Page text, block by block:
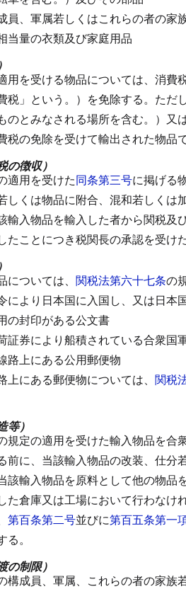
員、軍属若しくはこれらの者の
当量の衣類及び家庭用品
用を受ける物品については、消費
」という。）を免除する。 ただ
のとみなされる場所を含む。）又
の免除を受けて輸出された物品で
の徴収）
適用を受けた同条第三号に掲げる
しくは物品に附合、混和若しく
輸入物品を輸入した者から関税及
たことにつき税関長の承認を受け
ついては、 関税法第六十七条の
により日本国に入国し、又は日本
の封印がある公文書
証券により船積されている合衆国
路上にある公用郵便物
にある郵便物については、 関税
等）
規定の適用を受けた輸入物品を合
前に、当該輸入物品の改装、仕
該輸入物品を原料として他の物
た倉庫又は工場において行わなけ
第百条第二号並びに第百五条第一
。
の制限）
構成員、軍属、これらの者の家族